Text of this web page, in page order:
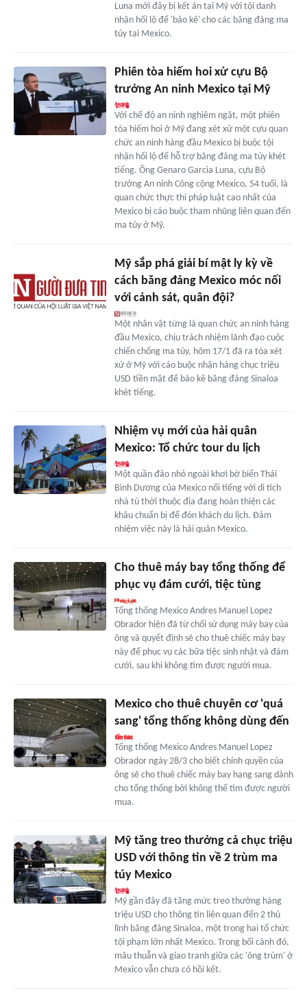
Luna mới đây bị kết án tại Mỹ với tội danh
nhận hối lộ để 'bảo kê' cho các băng đảng ma
túy tại Mexico.
Phiên tòa hiếm hoi xử cựu Bộ
trưởng An ninh Mexico tại Mỹ
Với chế độ an ninh nghiêm ngặt, một phiên
tòa hiếm hoi ở Mỹ đang xét xử một cựu quan
chức an ninh hàng đầu Mexico bị buộc tội
nhận hối lộ để hỗ trợ băng đảng ma túy khét
tiếng. Ông Genaro Garcia Luna, cựu Bộ
trưởng An ninh Công cộng Mexico, 54 tuổi, là
quan chức thực thi pháp luật cao nhất của
Mexico bị cáo buộc tham nhũng liên quan đến
ma túy ở Mỹ.
Mỹ sắp phá giải bí mật ly kỳ về
cách băng đảng Mexico móc nối
với cảnh sát, quân đội?
Một nhân vật từng là quan chức an ninh hàng
đầu Mexico, chịu trách nhiệm lãnh đạo cuộc
chiến chống ma túy, hôm 17/1 đã ra tòa xét
xử ở Mỹ với cáo buộc nhận hàng chục triệu
USD tiền mặt để bảo kê băng đảng Sinaloa
khét tiếng.
Nhiệm vụ mới của hải quân
Mexico: Tổ chức tour du lịch
Một quần đảo nhỏ ngoài khơi bờ biển Thái
Bình Dương của Mexico nổi tiếng với di tích
nhà tù thời thuộc địa đang hoàn thiện các
khâu chuẩn bị để đón khách du lịch. Đảm
nhiệm việc này là hải quân Mexico.
Cho thuê máy bay tổng thống để
phục vụ đám cưới, tiệc tùng
Tổng thống Mexico Andres Manuel Lopez
Obrador hiện đã từ chối sử dụng máy bay của
ông và quyết định sẽ cho thuê chiếc máy bay
này để phục vụ các bữa tiệc sinh nhật và đám
cưới, sau khi không tìm được người mua.
Mexico cho thuê chuyên cơ 'quá
sang' tổng thống không dùng đến
Tổng thống Mexico Andres Manuel Lopez
Obrador ngày 28/3 cho biết chính quyền của
ông sẽ cho thuê chiếc máy bay hạng sang dành
cho tổng thống bởi không thể tìm được người
mua.
Mỹ tăng treo thưởng cả chục triệu
USD với thông tin về 2 trùm ma
túy Mexico
Mỹ gần đây đã tăng mức treo thưởng hàng
triệu USD cho thông tin liên quan đến 2 thủ
lĩnh băng đảng Sinaloa, một trong hai tổ chức
tội phạm lớn nhất Mexico. Trong bối cảnh đó,
mâu thuẫn và giao tranh giữa các 'ông trùm' ở
Mexico vẫn chưa có hồi kết.